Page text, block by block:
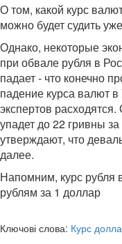
О том, какой курс
можно будет судить
Однако, некоторые
при обвале рубля в
падает - что конечно
падение курса валют в
экспертов
упадет до 22 гривны
утверждают, что
далее.
Напомним, курс рубля
рублям за 1 доллар
Ключові слова: Курс